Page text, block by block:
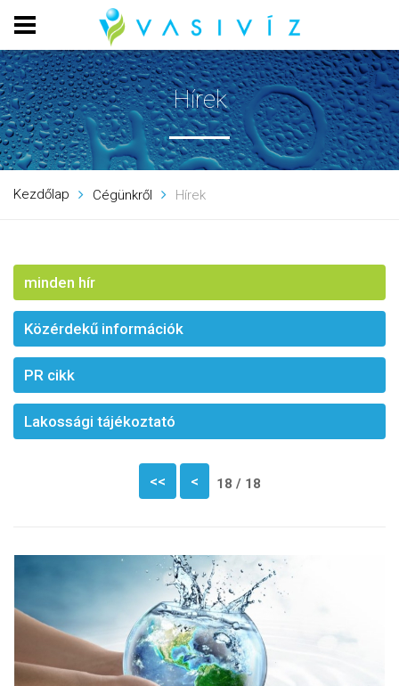
Hírek
Kezdőlap Cégünkről Hírek
minden hír
Közérdekű információk
PR cikk
Lakossági tájékoztató
<< < 18 / 18